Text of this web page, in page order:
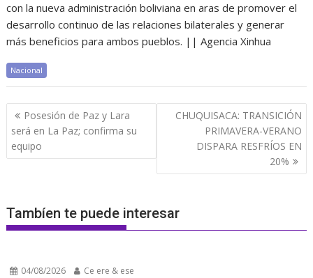
con la nueva administración boliviana en aras de promover el
desarrollo continuo de las relaciones bilaterales y generar
más beneficios para ambos pueblos. || Agencia Xinhua
Nacional
Navegación
de
entradas
Posesión de Paz y Lara
será en La Paz; confirma su
equipo
CHUQUISACA: TRANSICIÓN
PRIMAVERA-VERANO
DISPARA RESFRÍOS EN
20%
Tambíen te puede interesar
04/08/2026 Ce ere & ese